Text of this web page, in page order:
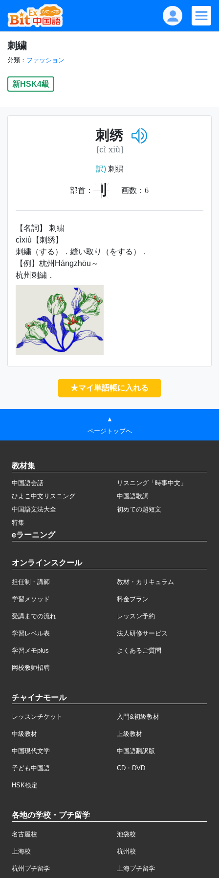
刺繍
分類： ファッション
新HSK4級
刺绣
[cì xiù]
訳)刺繍
部首： 刂 画数： 6
【名詞】 刺繍
cìxiù【刺绣】
刺繍（する）．縫い取り（をする）．
【例】杭州Hángzhōu～
杭州刺繍．
★マイ単語帳に入れる
▲
ページトップへ
教材集
中国語会話
リスニング「時事中文」
ひよこ中文リスニング
中国語歌詞
中国語文法大全
初めての超短文
特集
eラーニング
オンラインスクール
担任制・講師 教材・カリキュラム
学習メソッド 料金プラン
受講までの流れ レッスン予約
学習レベル表 法人研修サービス
学習メモplus よくあるご質問
网校教师招聘
チャイナモール
レッスンチケット 入門&初級教材
中級教材 上級教材
中国現代文学 中国語翻訳版
子ども中国語 CD・DVD
HSK検定
各地の学校・プチ留学
名古屋校 池袋校
上海校 杭州校
杭州プチ留学 上海プチ留学